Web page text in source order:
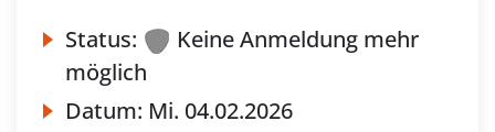
Status:
Keine Anmeldung mehr
möglich
Datum: Mi. 04.02.2026